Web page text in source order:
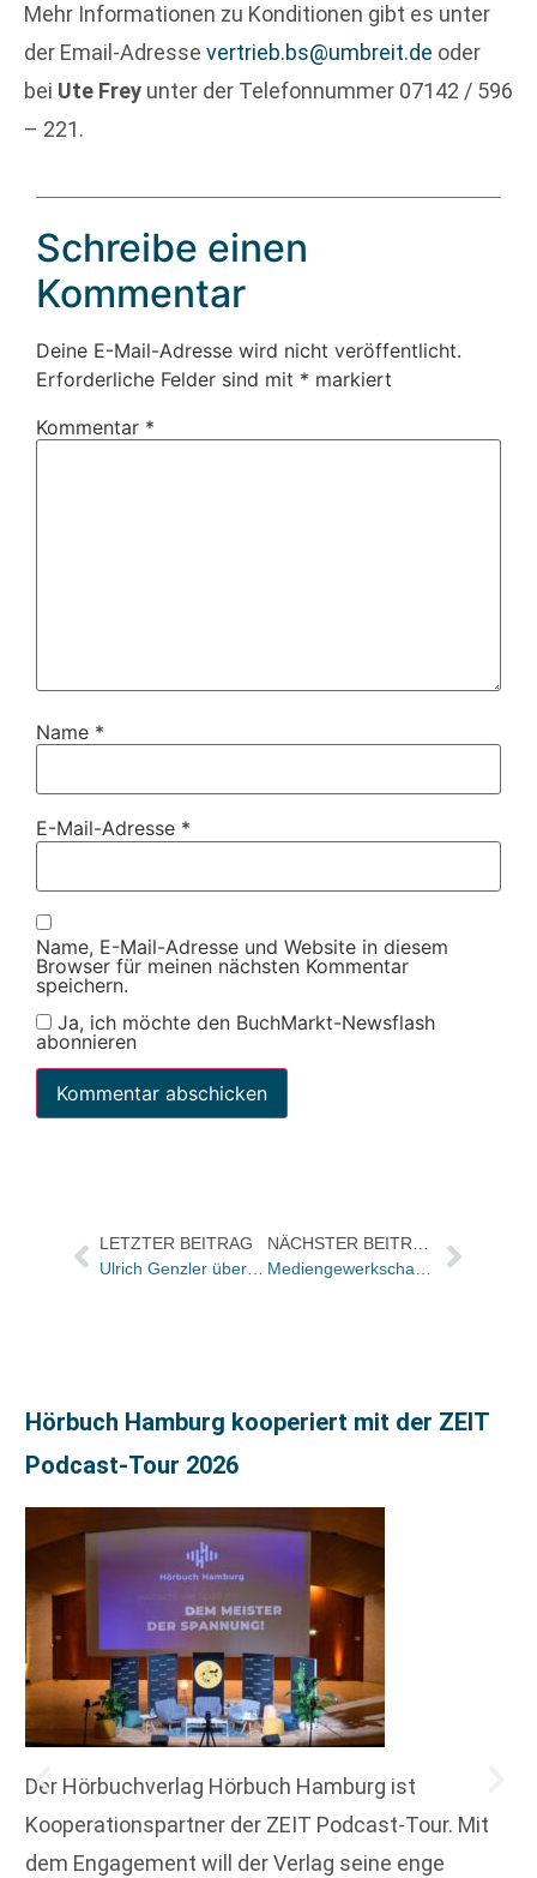
Mehr Informationen zu Konditionen gibt es unter
der Email-Adresse vertrieb.bs@umbreit.de oder
bei Ute Frey unter der Telefonnummer 07142 / 596
– 221.
Schreibe einen
Kommentar
Deine E-Mail-Adresse wird nicht veröffentlicht.
Erforderliche Felder sind mit * markiert
Kommentar *
Name *
E-Mail-Adresse *
Name, E-Mail-Adresse und Website in diesem
Browser für meinen nächsten Kommentar
speichern.
Ja, ich möchte den BuchMarkt-Newsflash
abonnieren
LETZTER BEITRAG
Ulrich Genzler übernimmt Verlagsleitung des Karl Blessing Verlages / Programm bleibt eigenständig
NÄCHSTER BEITRAG
Mediengewerkschaft comedia zum neuen Vorstoß der Schweizerischen Wettbewerbskommission in Sachen Preisbindung
Hörbuch Hamburg kooperiert mit der ZEIT
Podcast-Tour 2026
Der Hörbuchverlag Hörbuch Hamburg ist
Kooperationspartner der ZEIT Podcast-Tour. Mit
dem Engagement will der Verlag seine enge